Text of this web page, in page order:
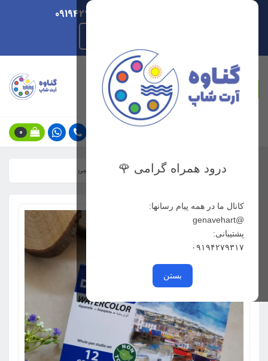
درود همراه گرامی 🌹
کانال ما در همه پیام رسانها:
@genavehart
پشتیبانی:
۰۹۱۹۴۲۷۹۳۱۷
بستن
جستجو
0
فهرست محصولات آبرنگ دلفین 12 رنگ مسافرتی جیبی